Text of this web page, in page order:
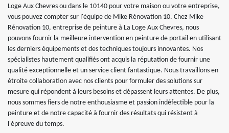
Loge Aux Chevres ou dans le 10140 pour votre maison ou votre entreprise,
vous pouvez compter sur l'équipe de Mike Rénovation 10. Chez Mike
Rénovation 10, entreprise de peinture à La Loge Aux Chevres, nous
pouvons fournir la meilleure intervention en peinture de portail en utilisant
les derniers équipements et des techniques toujours innovantes. Nos
spécialistes hautement qualifiés ont acquis la réputation de fournir une
qualité exceptionnelle et un service client fantastique. Nous travaillons en
étroite collaboration avec nos clients pour formuler des solutions sur
mesure qui répondent à leurs besoins et dépassent leurs attentes. De plus,
nous sommes fiers de notre enthousiasme et passion indéfectible pour la
peinture et de notre capacité à fournir des résultats qui résistent à
l'épreuve du temps.